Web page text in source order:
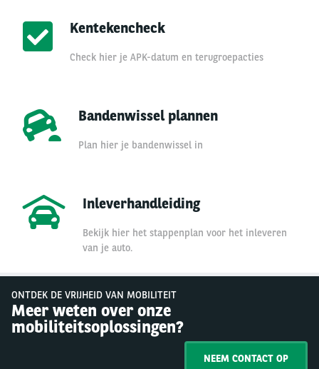
Kentekencheck
Check hier je APK-datum en terugroepacties
Bandenwissel plannen
Plan hier je bandenwissel in
Inleverhandleiding
Bekijk hier het stappenplan voor het inleveren
van je auto.
ONTDEK DE VRIJHEID VAN MOBILITEIT
Meer weten over onze
mobiliteitsoplossingen?
NEEM CONTACT OP